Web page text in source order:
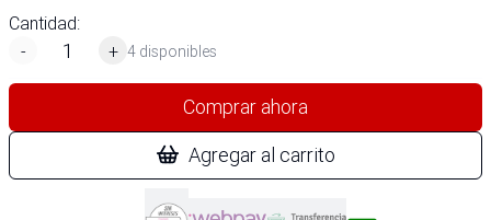
Cantidad:
-
+ 4 disponibles
Comprar ahora
Agregar al carrito